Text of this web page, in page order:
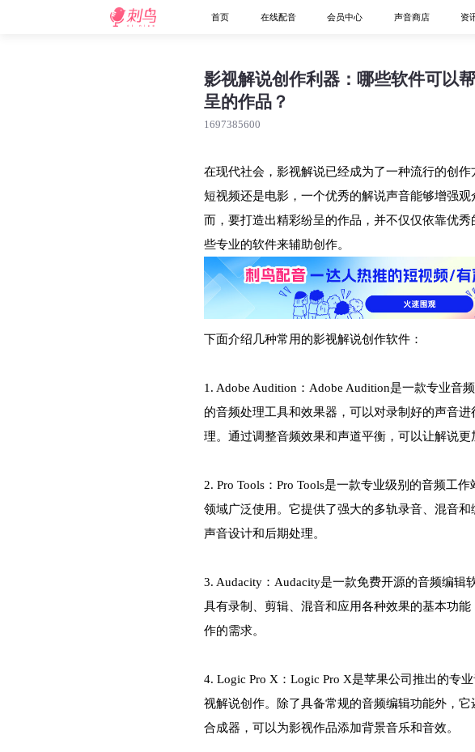
首页 在线配音 会员中心 声音商店 资
影视解说创作利器：哪些软件可以
呈的作品？
1697385600
在现代社会，影视解说已经成为了一种流行的创作
短视频还是电影，一个优秀的解说声音能够增强
而，要打造出精彩纷呈的作品，并不仅仅依靠优
些专业的软件来辅助创作。
下面介绍几种常用的影视解说创作软件：
1. Adobe Audition：Adobe Audition是一款专业音
的音频处理工具和效果器，可以对录制好的声音
理。通过调整音频效果和声道平衡，可以让解说更
2. Pro Tools：Pro Tools是一款专业级别的音频工
领域广泛使用。它提供了强大的多轨录音、混音
声音设计和后期处理。
3. Audacity：Audacity是一款免费开源的音频编辑
具有录制、剪辑、混音和应用各种效果的基本功能
作的需求。
4. Logic Pro X：Logic Pro X是苹果公司推出的专
视解说创作。除了具备常规的音频编辑功能外，
合成器，可以为影视作品添加背景音乐和音效。